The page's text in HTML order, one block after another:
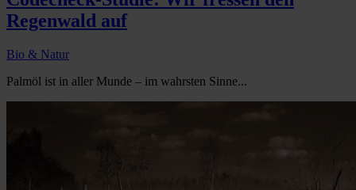
Regenwald auf
Bio & Natur
Palmöl ist in aller Munde – im wahrsten Sinne...